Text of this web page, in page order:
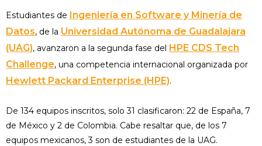
Estudiantes de Ingeniería en Software y Minería de
Datos, de la Universidad Autónoma de Guadalajara
(UAG), avanzaron a la segunda fase del HPE CDS Tech
Challenge, una competencia internacional organizada por
Hewlett Packard Enterprise (HPE).
De 134 equipos inscritos, solo 31 clasificaron: 22 de España, 7
de México y 2 de Colombia. Cabe resaltar que, de los 7
equipos mexicanos, 3 son de estudiantes de la UAG.